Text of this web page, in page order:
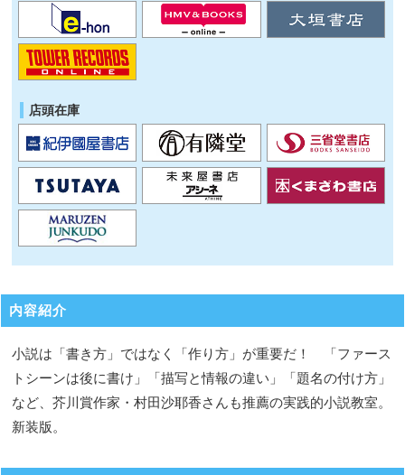
店頭在庫
内容紹介
小説は「書き方」ではなく「作り方」が重要だ！ 「ファース
トシーンは後に書け」「描写と情報の違い」「題名の付け方」
など、芥川賞作家・村田沙耶香さんも推薦の実践的小説教室。
新装版。